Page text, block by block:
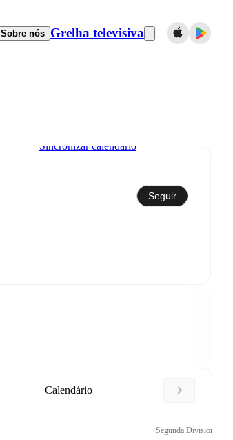
Sobre nós Grelha televisiva
Sincronizar calendário
Seguir
Calendário
Segunda Division